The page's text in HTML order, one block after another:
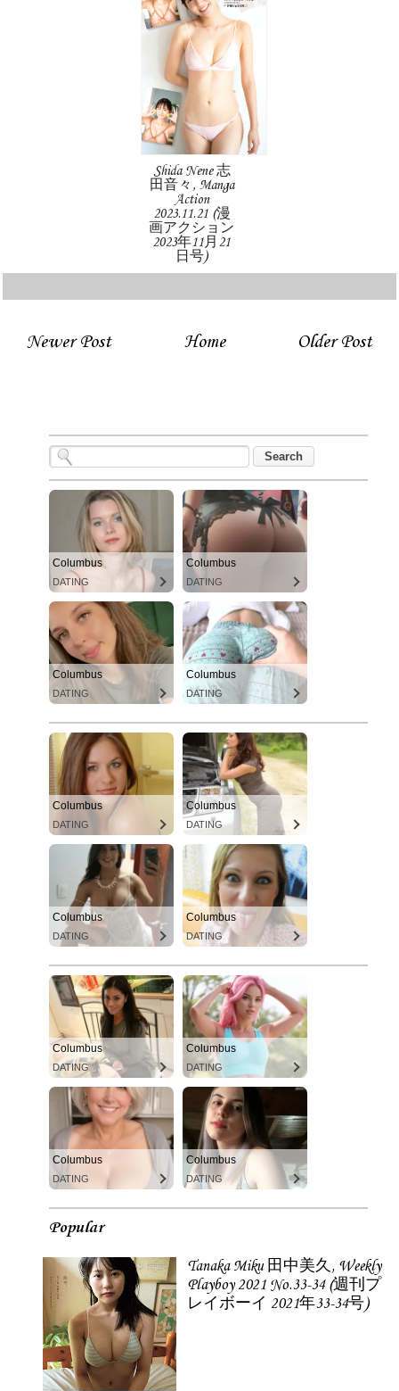
Shida Nene 志
田音々, Manga
Action
2023.11.21 (漫
画アクション
2023年11月21
日号)
Newer Post Older Post
Home
Columbus
DATING
Columbus
DATING
Columbus
DATING
Columbus
DATING
Columbus
DATING
Columbus
DATING
Columbus
DATING
Columbus
DATING
Columbus
DATING
Columbus
DATING
Columbus
DATING
Columbus
DATING
Popular
Tanaka Miku 田中美久, Weekly
Playboy 2021 No.33-34 (週刊プ
レイボーイ 2021年33-34号)